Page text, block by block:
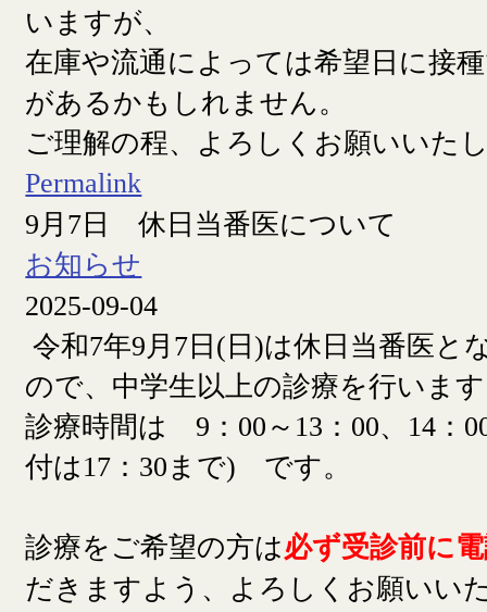
いますが、
在庫や流通によっては希望日に接
があるかもしれません。
ご理解の程、よろしくお願いいた
Permalink
9月7日 休日当番医について
お知らせ
2025-09-04
令和7年9月7日(日)は休日当番医と
ので、中学生以上の診療を行います
診療時間は 9：00～13：00、14：
付は17：30まで) です。
診療をご希望の方は必ず受診前に
だきますよう、よろしくお願いい